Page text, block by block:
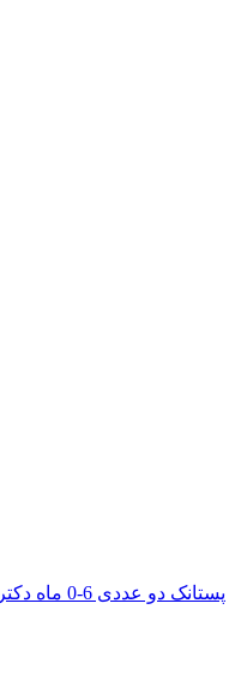
پستانک دو عددی 6-0 ماه دکتر براونز_ طرح خرگوش و توت فرنگی